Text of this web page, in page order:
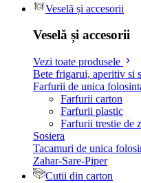
Veselă și accesorii
Veselă și accesorii
Vezi toate produsele
Bete frigarui, aperitiv si
Farfurii de unica
Farfurii carton
Farfurii plastic
Farfurii trestie de
Sosiera
Tacamuri de unica
Zahar-Sare-Piper
Cutii din carton